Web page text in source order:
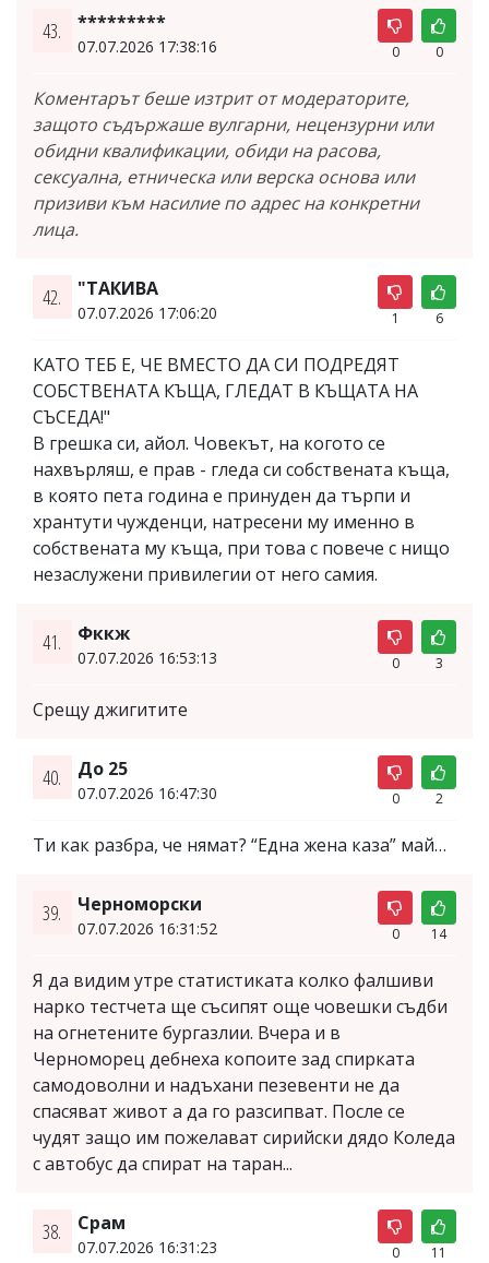
43. *********
07.07.2026 17:38:16 0 0
Коментарът беше изтрит от модераторите,
защото съдържаше вулгарни, нецензурни или
обидни квалификации, обиди на расова,
сексуална, етническа или верска основа или
призиви към насилие по адрес на конкретни
лица.
42. "ТАКИВА
07.07.2026 17:06:20 1 6
КАТО ТЕБ Е, ЧЕ ВМЕСТО ДА СИ ПОДРЕДЯТ
СОБСТВЕНАТА КЪЩА, ГЛЕДАТ В КЪЩАТА НА
СЪСЕДА!"
В грешка си, айол. Човекът, на когото се
нахвърляш, е прав - гледа си собствената къща,
в която пета година е принуден да търпи и
хрантути чужденци, натресени му именно в
собствената му къща, при това с повече с нищо
незаслужени привилегии от него самия.
41. Фккж
07.07.2026 16:53:13 0 3
Срещу джигитите
40. До 25
07.07.2026 16:47:30 0 2
Ти как разбра, че нямат? “Една жена каза” май…
39. Черноморски
07.07.2026 16:31:52 0 14
Я да видим утре статистиката колко фалшиви
нарко тестчета ще съсипят още човешки съдби
на огнетените бургазлии. Вчера и в
Черноморец дебнеха копоите зад спирката
самодоволни и надъхани пезевенти не да
спасяват живот а да го разсипват. После се
чудят защо им пожелават сирийски дядо Коледа
с автобус да спират на таран...
38. Срам
07.07.2026 16:31:23 0 11